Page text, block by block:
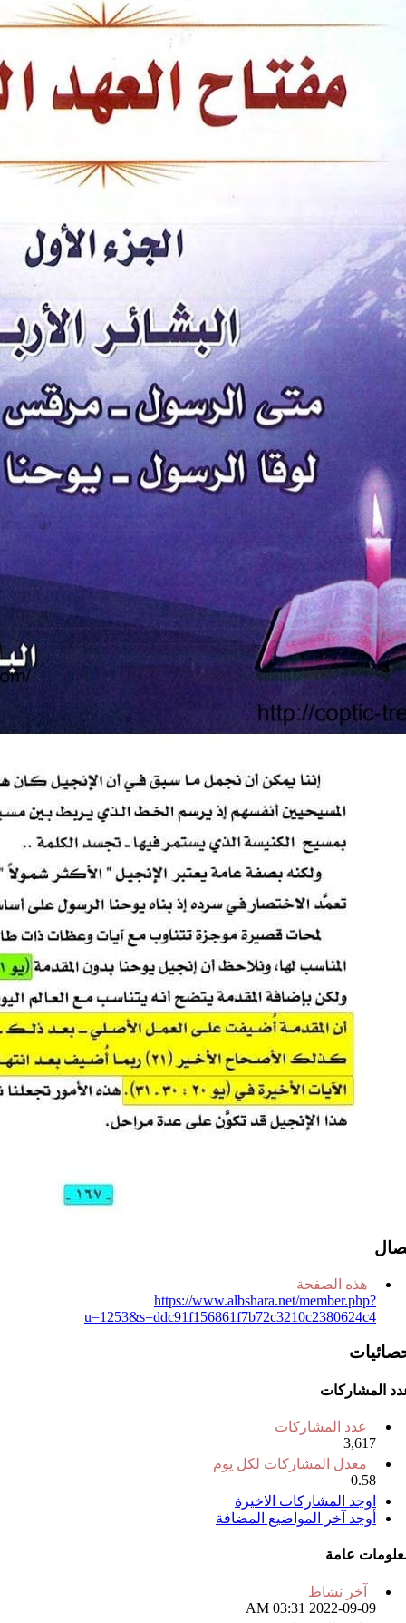
هذه الصفحة
https://www.albshara.net/member.php?
u=1253&s=ddc91f156861f7b72c3210c2380624c4
المشاركات
عدد المشاركات
3,617
معدل المشاركات لكل يوم
0.58
اوجد المشاركات الاخيرة
أوجد آخر المواضيع المضافة
عامة
آخر نشاط
2022-09-09
03:31 AM